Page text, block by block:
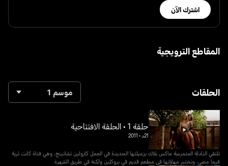
اشترك الآن
المقاطع الترويجية
الحلقات موسم 1
حلقة 1 • الحلقة الافتتاحية
21د •
2011
تلتقي النادلة المتمرسة ماكس بلاك بزميلتها الجديدة في العمل كارولين تشانينج، وهي فتاة كانت ثرية
فيما مضى، وتختبر مهاراتها في مطعم قديم في بروكلين ولكنه في طريق الشهرة.